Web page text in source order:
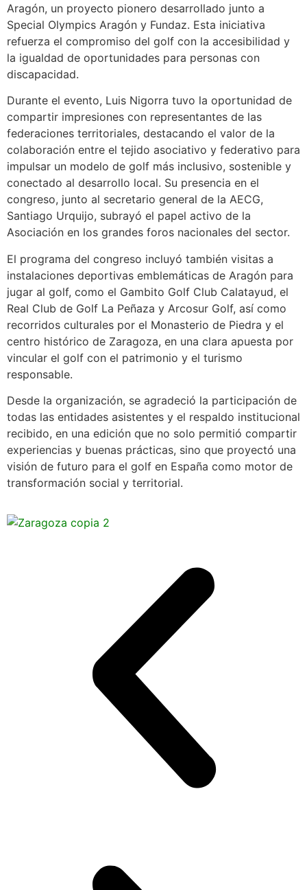
Aragón, un proyecto pionero desarrollado junto a
Special Olympics Aragón y Fundaz. Esta iniciativa
refuerza el compromiso del golf con la accesibilidad y
la igualdad de oportunidades para personas con
discapacidad.
Durante el evento, Luis Nigorra tuvo la oportunidad de
compartir impresiones con representantes de las
federaciones territoriales, destacando el valor de la
colaboración entre el tejido asociativo y federativo para
impulsar un modelo de golf más inclusivo, sostenible y
conectado al desarrollo local. Su presencia en el
congreso, junto al secretario general de la AECG,
Santiago Urquijo, subrayó el papel activo de la
Asociación en los grandes foros nacionales del sector.
El programa del congreso incluyó también visitas a
instalaciones deportivas emblemáticas de Aragón para
jugar al golf, como el Gambito Golf Club Calatayud, el
Real Club de Golf La Peñaza y Arcosur Golf, así como
recorridos culturales por el Monasterio de Piedra y el
centro histórico de Zaragoza, en una clara apuesta por
vincular el golf con el patrimonio y el turismo
responsable.
Desde la organización, se agradeció la participación de
todas las entidades asistentes y el respaldo institucional
recibido, en una edición que no solo permitió compartir
experiencias y buenas prácticas, sino que proyectó una
visión de futuro para el golf en España como motor de
transformación social y territorial.